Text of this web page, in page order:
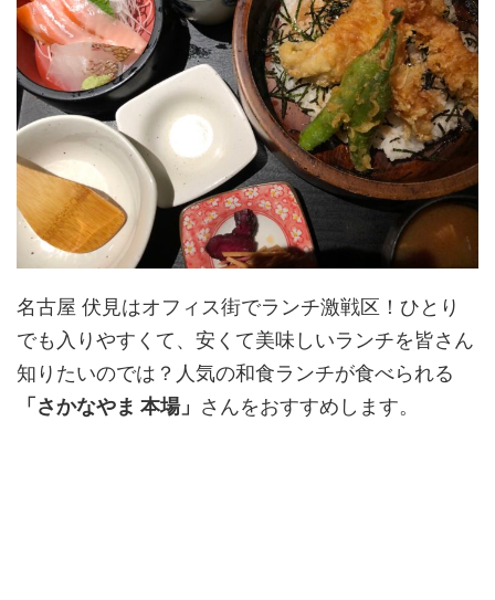
名古屋 伏見はオフィス街でランチ激戦区！ひとり
でも入りやすくて、安くて美味しいランチを皆さん
知りたいのでは？人気の和食ランチが食べられる
「さかなやま 本場」 さんをおすすめします。